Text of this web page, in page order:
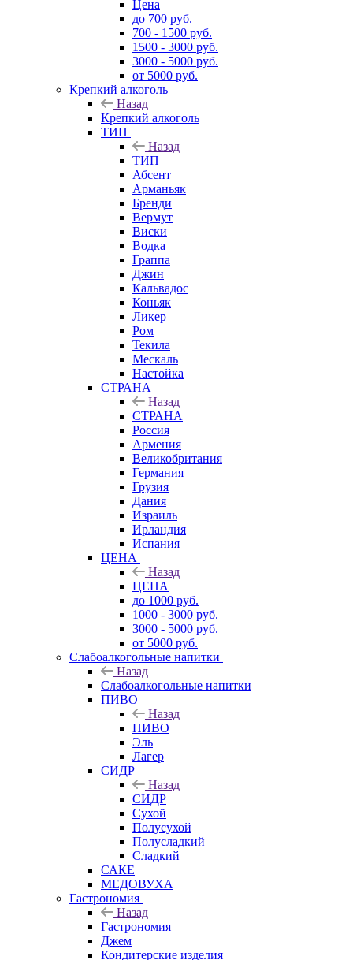
Цена
до 700 руб.
700 - 1500 руб.
1500 - 3000 руб.
3000 - 5000 руб.
от 5000 руб.
Крепкий алкоголь
Назад
Крепкий алкоголь
ТИП
Назад
ТИП
Абсент
Арманьяк
Бренди
Вермут
Виски
Водка
Граппа
Джин
Кальвадос
Коньяк
Ликер
Ром
Текила
Мескаль
Настойка
СТРАНА
Назад
СТРАНА
Россия
Армения
Великобритания
Германия
Грузия
Дания
Израиль
Ирландия
Испания
ЦЕНА
Назад
ЦЕНА
до 1000 руб.
1000 - 3000 руб.
3000 - 5000 руб.
от 5000 руб.
Слабоалкогольные напитки
Назад
Слабоалкогольные напитки
ПИВО
Назад
ПИВО
Эль
Лагер
СИДР
Назад
СИДР
Сухой
Полусухой
Полусладкий
Сладкий
САКЕ
МЕДОВУХА
Гастрономия
Назад
Гастрономия
Джем
Кондитерские изделия